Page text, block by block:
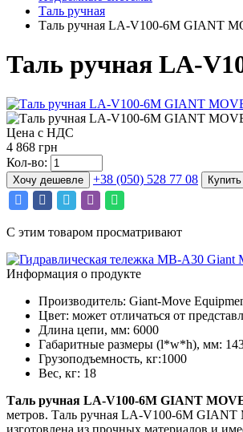
Таль ручная
Таль ручная LA-V100-6M GIANT
Таль ручная LA-
Цена с НДС
4 868 грн
Кол-во:
Хочу дешевле +38 (050) 528 77 08
С этим товаром просматривают
Информация о продукте
Производитель: Giant-Move
Цвет: может отличаться от
Длина цепи, мм: 6000
Габаритные размеры (l*w*h), мм:
Грузоподъемность, кг:1000
Вес, кг: 18
Таль ручная LA-V100-6M GIANT
метров. Таль ручная LA-V100-6M GIANT
изготовлена из прочных материалов и